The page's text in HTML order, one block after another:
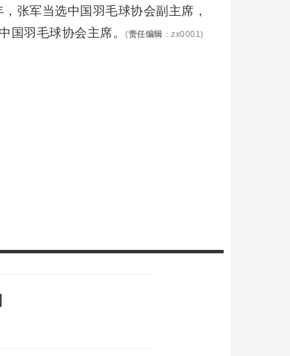
张军当选中国羽毛球协会副主席，
羽毛球协会主席。
(责任编辑 ：zx0001)